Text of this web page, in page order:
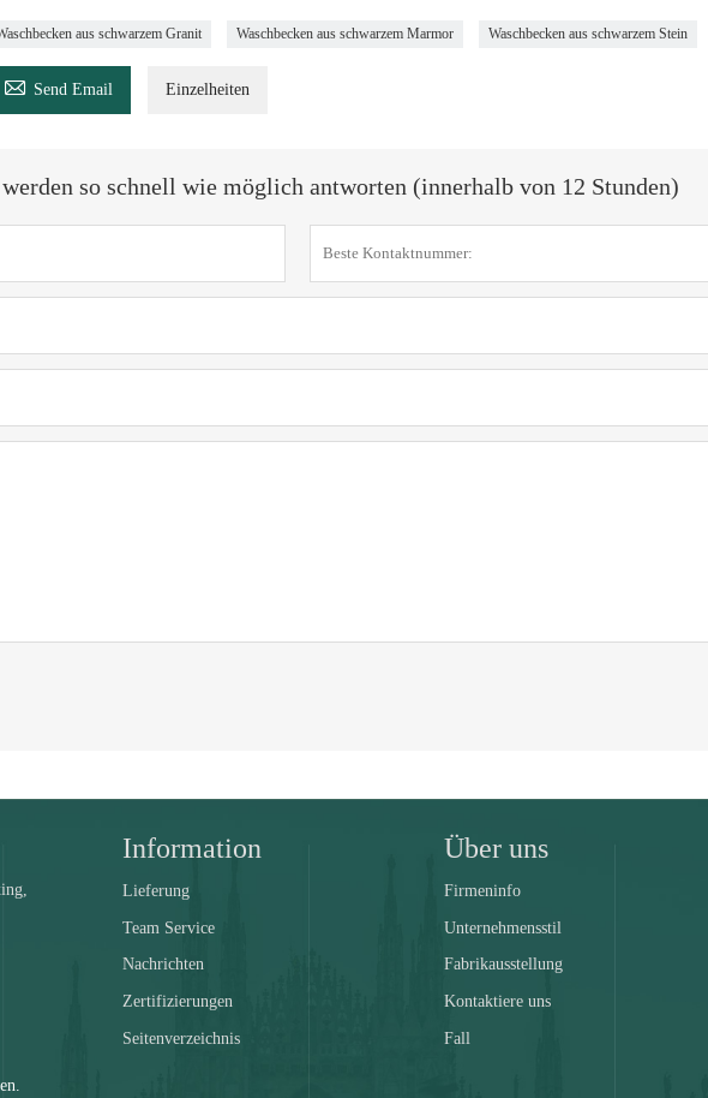
aus schwarzem Granit Waschbecken aus schwarzem Marmor Waschbecken aus schwarzem Stein
 Send Email Einzelheiten
so schnell wie möglich antworten (innerhalb von 12 Stunden)
Information
Lieferung
Team Service
Nachrichten
Zertifizierungen
Seitenverzeichnis
Über uns
Firmeninfo
Unternehmensstil
Fabrikausstellung
Kontaktiere uns
Fall